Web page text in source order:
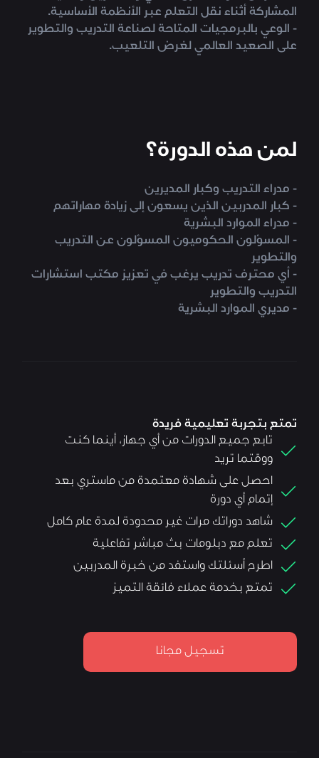
المشاركة أثناء نقل التعلم عبر الأنظمة الأساسية.
- الوعي بالبرمجيات المتاحة لصناعة التدريب والتطوير
على الصعيد العالمي لغرض التلعيب.
لمن هذه الدورة؟
- مدراء التدريب وكبار المديرين
- كبار المدربين الذين يسعون إلى زيادة مهاراتهم
- مدراء الموارد البشرية
- المسؤلون الحكوميون المسؤلون عن التدريب
والتطوير
- أي محترف تدريب يرغب في تعزيز مكتب استشارات
التدريب والتطوير
- مديري الموارد البشرية
تمتع بتجربة تعليمية فريدة
تابع جميع الدورات من أي جهاز، أينما كنت
ووقتما تريد
احصل على شهادة معتمدة من ماستري بعد
إتمام أي دورة
شاهد دوراتك مرات غير محدودة لمدة عام كامل
تعلم مع دبلومات بث مباشر تفاعلية
اطرح أسئلتك واستفد من خبرة المدربين
تمتع بخدمة عملاء فائقة التميز
تسجيل مجانا